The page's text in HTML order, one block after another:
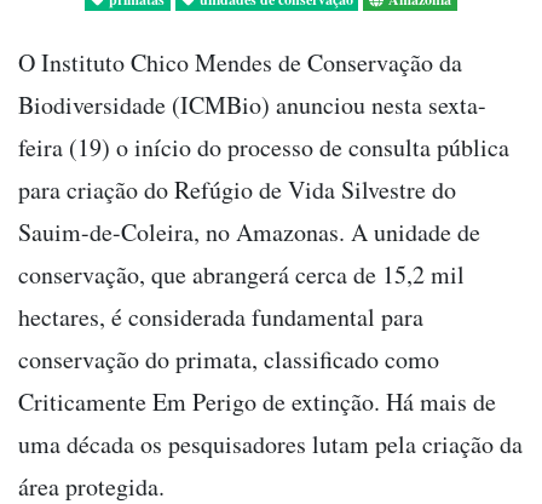
O Instituto Chico Mendes de Conservação da
Biodiversidade (ICMBio) anunciou nesta sexta-
feira (19) o início do processo de consulta pública
para criação do Refúgio de Vida Silvestre do
Sauim-de-Coleira, no Amazonas. A unidade de
conservação, que abrangerá cerca de 15,2 mil
hectares, é considerada fundamental para
conservação do primata, classificado como
Criticamente Em Perigo de extinção. Há mais de
uma década os pesquisadores lutam pela criação da
área protegida.